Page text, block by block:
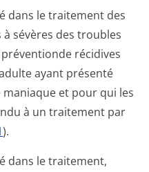
dans le traitement des
sévères des troubles
récidives
ayant présenté
et pour qui les
à un traitement par
).
dans le traitement,